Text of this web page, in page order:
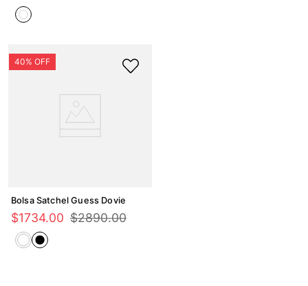
Bolsa Satchel Guess Dovie
$1734.00 $2890.00